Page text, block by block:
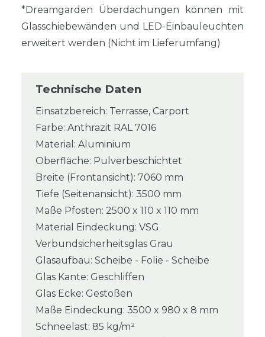
*Dreamgarden Überdachungen können mit
Glasschiebewänden und LED-Einbauleuchten
erweitert werden (Nicht im Lieferumfang)
Technische Daten
Einsatzbereich: Terrasse, Carport
Farbe: Anthrazit RAL 7016
Material: Aluminium
Oberfläche: Pulverbeschichtet
Breite (Frontansicht): 7060 mm
Tiefe (Seitenansicht): 3500 mm
Maße Pfosten: 2500 x 110 x 110 mm
Material Eindeckung: VSG
Verbundsicherheitsglas Grau
Glasaufbau: Scheibe - Folie - Scheibe
Glas Kante: Geschliffen
Glas Ecke: Gestoßen
Maße Eindeckung: 3500 x 980 x 8 mm
Schneelast: 85 kg/m²